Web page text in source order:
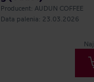
Producent: AUDUN COFFEE
Data palenia: 23.03.2026